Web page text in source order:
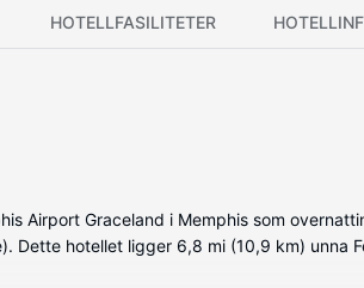
HOTELLFASILITETER
Airport Graceland i Memphis som
hotellet ligger 6,8 mi (10,9 km) unna